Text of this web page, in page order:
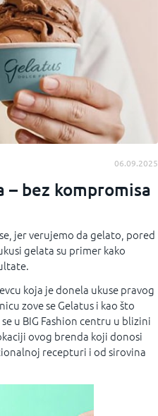
06.09.2025
– bez kompromisa
jer verujemo da gelato, pored
gelata su primer kako
koja je donela ukuse pravog
zove se Gelatus i kao što
u BIG Fashion centru u blizini
ovog brenda koji donosi
recepturi i od sirovina